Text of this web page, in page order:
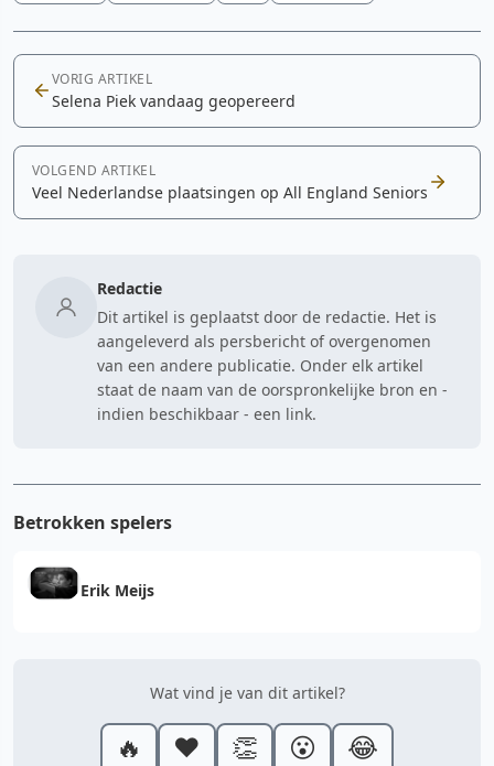
VORIG ARTIKEL
Selena Piek vandaag geopereerd
VOLGEND ARTIKEL
Veel Nederlandse plaatsingen op All England Seniors
Redactie
Dit artikel is geplaatst door de redactie. Het is
aangeleverd als persbericht of overgenomen
van een andere publicatie. Onder elk artikel
staat de naam van de oorspronkelijke bron en -
indien beschikbaar - een link.
Betrokken spelers
Erik Meijs
Wat vind je van dit artikel?
🔥 ❤️ 👏 😮 😂